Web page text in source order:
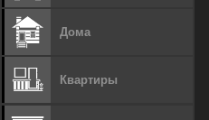
Дома
Квартиры